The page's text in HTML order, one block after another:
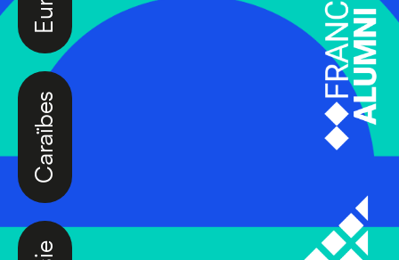
Asie
Caraïbes